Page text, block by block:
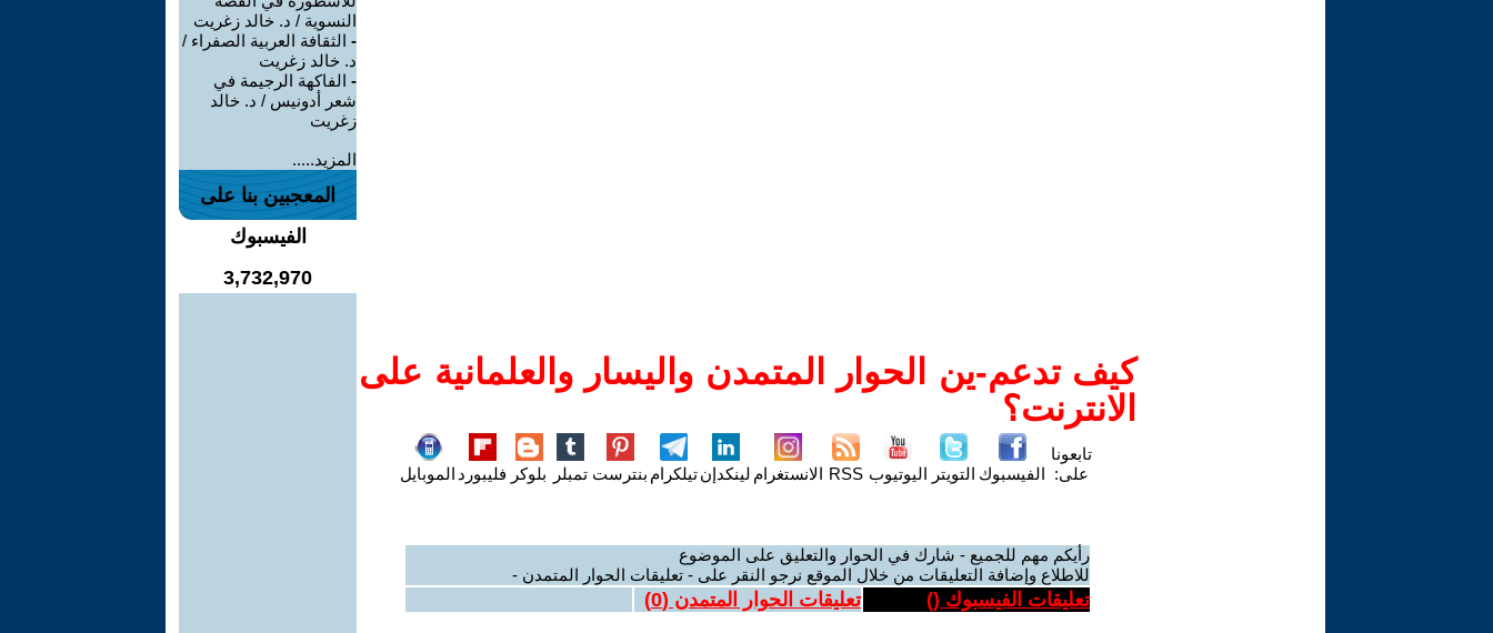
كيف تدعم-ين الحوار المتمدن واليسار والعلمانية على
الانترنت؟
تابعونا
على: الفيسبوك التويتر اليوتيوب RSS الانستغرام لينكدإنتيلكرام بنترست تمبلر بلوكر فليبورد الموبايل
رأيكم مهم للجميع - شارك في الحوار والتعليق على الموضوع
للاطلاع وإضافة التعليقات من خلال الموقع نرجو النقر على - تعليقات الحوار المتمدن -
تعليقات الفيسبوك () تعليقات الحوار المتمدن (0
)
النسوية / د. خالد زغريت
- الثقافة العربية الصفراء /
د. خالد زغريت
- الفاكهة الرجيمة في
شعر أدونيس / د. خالد
زغريت
المزيد.....
المعجبين بنا على
الفيسبوك
3,732,970